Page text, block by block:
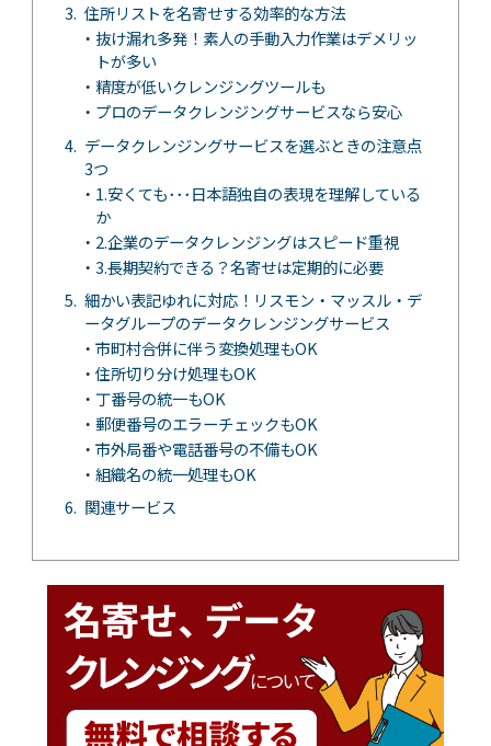
住所リストを名寄せする効率的な方法
抜け漏れ多発！素人の手動入力作業はデメリッ
トが多い
精度が低いクレンジングツールも
プロのデータクレンジングサービスなら安心
データクレンジングサービスを選ぶときの注意点
3つ
1.安くても･･･日本語独自の表現を理解している
か
2.企業のデータクレンジングはスピード重視
3.長期契約できる？名寄せは定期的に必要
細かい表記ゆれに対応！リスモン・マッスル・デ
ータグループのデータクレンジングサービス
市町村合併に伴う変換処理もOK
住所切り分け処理もOK
丁番号の統一もOK
郵便番号のエラーチェックもOK
市外局番や電話番号の不備もOK
組織名の統一処理もOK
関連サービス